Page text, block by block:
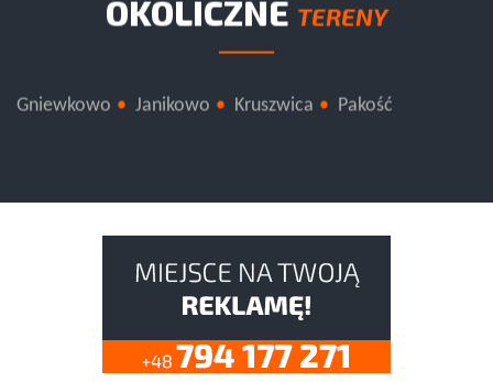
OKOLICZNE TERENY